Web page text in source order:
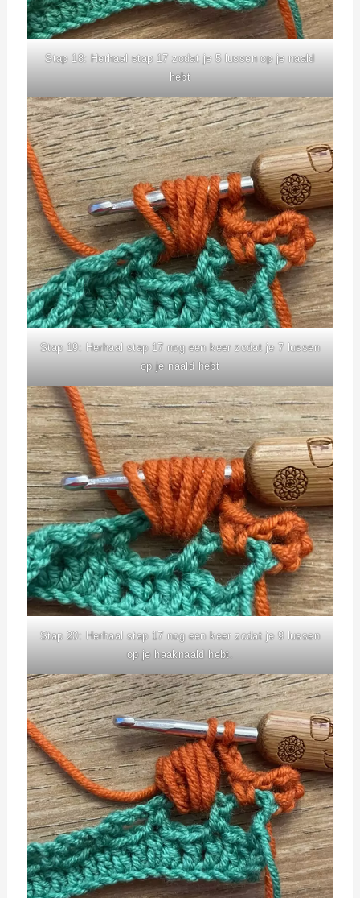
Stap 18: Herhaal stap 17 zodat je 5 lussen op je naald
hebt
Stap 19: Herhaal stap 17 nog een keer zodat je 7 lussen
op je naald hebt
Stap 20: Herhaal stap 17 nog een keer zodat je 9 lussen
op je haaknaald hebt.